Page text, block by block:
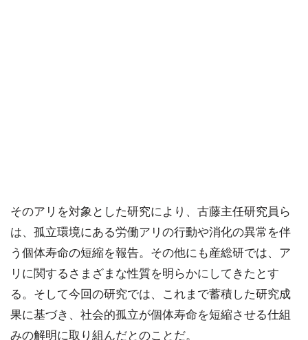
そのアリを対象とした研究により、古藤主任研究員ら
は、孤立環境にある労働アリの行動や消化の異常を伴
う個体寿命の短縮を報告。その他にも産総研では、ア
リに関するさまざまな性質を明らかにしてきたとす
る。そして今回の研究では、これまで蓄積した研究成
果に基づき、社会的孤立が個体寿命を短縮させる仕組
みの解明に取り組んだとのことだ。